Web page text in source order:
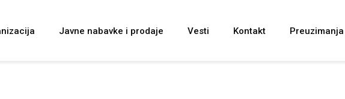
Javne nabavke i prodaje Vesti Kontakt Preuzimanja